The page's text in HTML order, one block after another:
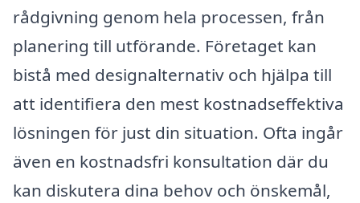
rådgivning genom hela processen, från
planering till utförande. Företaget kan
bistå med designalternativ och hjälpa till
att identifiera den mest kostnadseffektiva
lösningen för just din situation. Ofta ingår
även en kostnadsfri konsultation där du
kan diskutera dina behov och önskemål,